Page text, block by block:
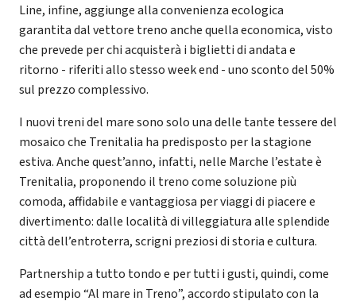
Line, infine, aggiunge alla convenienza ecologica
garantita dal vettore treno anche quella economica, visto
che prevede per chi acquisterà i biglietti di andata e
ritorno - riferiti allo stesso week end - uno sconto del 50%
sul prezzo complessivo.
I nuovi treni del mare sono solo una delle tante tessere del
mosaico che Trenitalia ha predisposto per la stagione
estiva. Anche quest’anno, infatti, nelle Marche l’estate è
Trenitalia, proponendo il treno come soluzione più
comoda, affidabile e vantaggiosa per viaggi di piacere e
divertimento: dalle località di villeggiatura alle splendide
città dell’entroterra, scrigni preziosi di storia e cultura.
Partnership a tutto tondo e per tutti i gusti, quindi, come
ad esempio “Al mare in Treno”, accordo stipulato con la